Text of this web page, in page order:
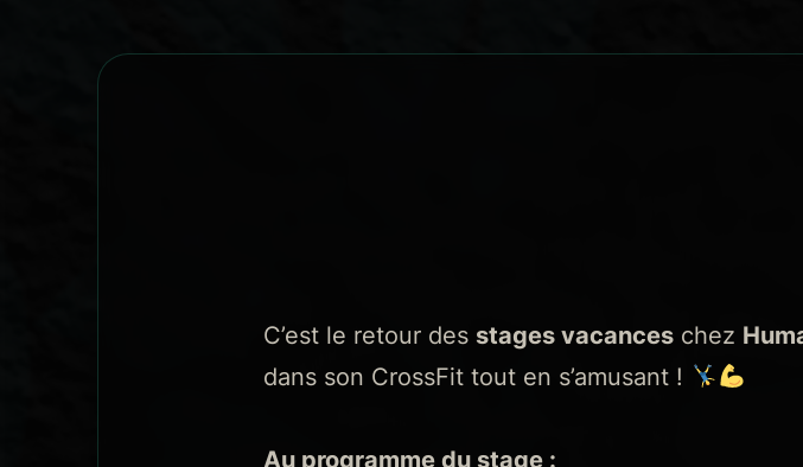
C’est le retour des stages vacances chez
dans son CrossFit tout en s’amusant !
Au programme du stage :